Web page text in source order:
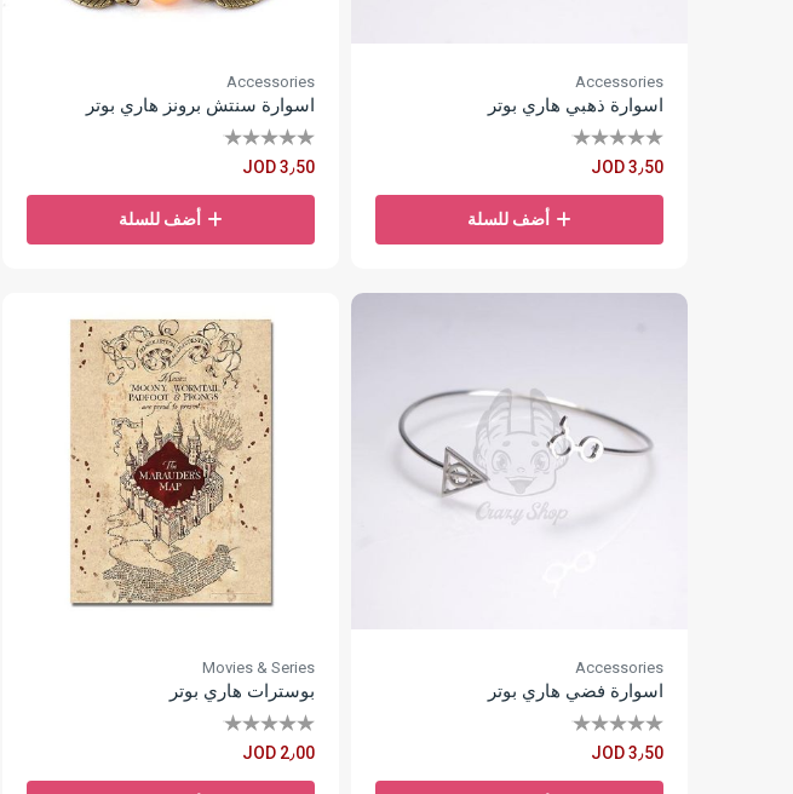
Accessories
اسوارة ذهبي هاري بوتر
JOD 3٫50
أضف للسلة
Accessories
اسوارة سنتش برونز هاري بوتر
JOD 3٫50
أضف للسلة
Accessories
اسوارة فضي هاري بوتر
JOD 3٫50
Movies & Series
بوسترات هاري بوتر
JOD 2٫00